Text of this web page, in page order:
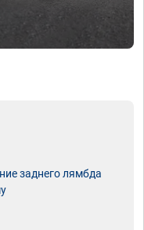
заднего лямбда